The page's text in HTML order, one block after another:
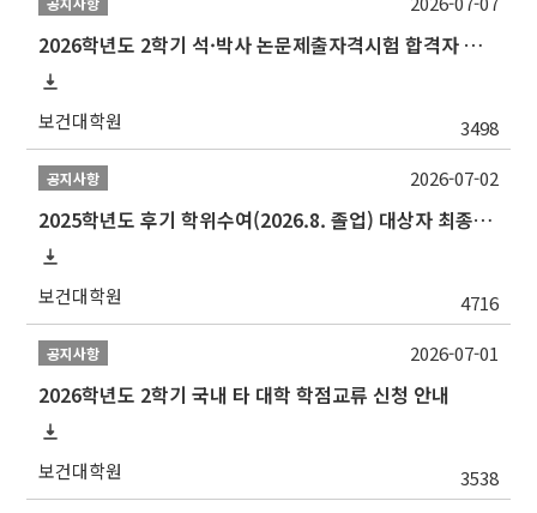
2026학년도 2학기 석·박사 논문제출자격시험 합격자 공고(TSQ Exam Result)
보건대학원 3498
공지사항
2025학년도 후기 학위수여(2026.8. 졸업) 대상자 최종인준 논문 제출 안내
보건대학원 4716
2026-07-02
공지사항
2026학년도 2학기 국내 타 대학 학점교류 신청 안내
보건대학원 3538
2026-07-01